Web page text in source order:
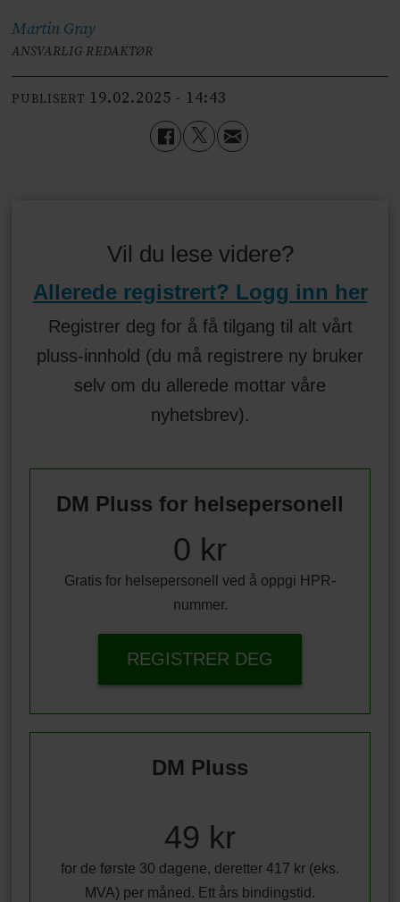
Martin Gray
ANSVARLIG REDAKTØR
PUBLISERT 19.02.2025 - 14:43
Vil du lese videre?
Allerede registrert? Logg inn her
Registrer deg for å få tilgang til alt vårt
pluss-innhold (du må registrere ny bruker
selv om du allerede mottar våre
nyhetsbrev).
DM Pluss for helsepersonell
0 kr
Gratis for helsepersonell ved å oppgi HPR-
nummer.
REGISTRER DEG
DM Pluss
49 kr
for de første 30 dagene, deretter 417 kr (eks.
MVA) per måned. Ett års bindingstid.